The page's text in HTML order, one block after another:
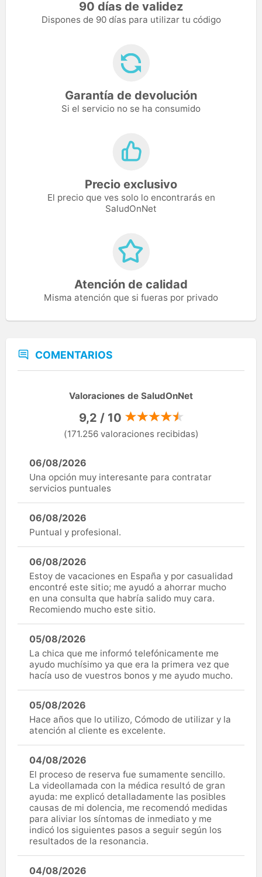
90 días de validez
Dispones de 90 días para utilizar tu código
Garantía de devolución
Si el servicio no se ha consumido
Precio exclusivo
El precio que ves solo lo encontrarás en
SaludOnNet
Atención de calidad
Misma atención que si fueras por privado
COMENTARIOS
Valoraciones de SaludOnNet
9,2 / 10
(171.256 valoraciones recibidas)
06/08/2026
Una opción muy interesante para contratar
servicios puntuales
06/08/2026
Puntual y profesional.
06/08/2026
Estoy de vacaciones en España y por casualidad
encontré este sitio; me ayudó a ahorrar mucho
en una consulta que habría salido muy cara.
Recomiendo mucho este sitio.
05/08/2026
La chica que me informó telefónicamente me
ayudo muchísimo ya que era la primera vez que
hacía uso de vuestros bonos y me ayudo mucho.
05/08/2026
Hace años que lo utilizo, Cómodo de utilizar y la
atención al cliente es excelente.
04/08/2026
El proceso de reserva fue sumamente sencillo.
La videollamada con la médica resultó de gran
ayuda: me explicó detalladamente las posibles
causas de mi dolencia, me recomendó medidas
para aliviar los síntomas de inmediato y me
indicó los siguientes pasos a seguir según los
resultados de la resonancia.
04/08/2026